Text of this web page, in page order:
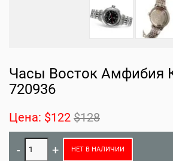
Часы Восток Амфибия
720936
Цена: $122 $128
НЕТ В НАЛИЧИИ